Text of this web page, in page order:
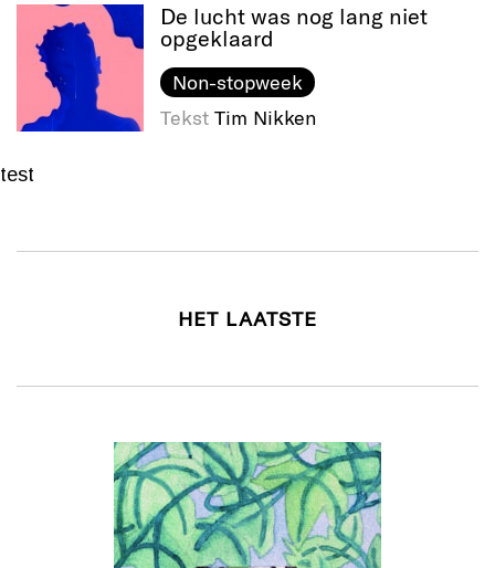
De lucht was nog lang niet
opgeklaard
Non-stopweek
Tekst Tim Nikken
test
HET LAATSTE